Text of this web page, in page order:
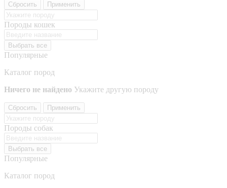
Сбросить Применить
Породы кошек
Выбрать все
Популярные
Каталог пород
Ничего не найдено Укажите другую породу
Сбросить Применить
Породы собак
Выбрать все
Популярные
Каталог пород